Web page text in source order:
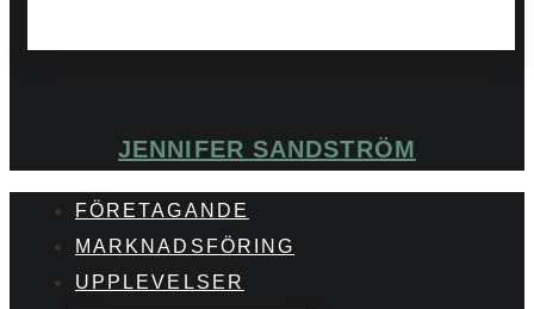
JENNIFER SANDSTRÖM
FÖRETAGANDE
MARKNADSFÖRING
UPPLEVELSER